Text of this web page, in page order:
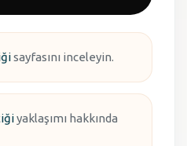
sayfasını inceleyin.
yaklaşımı hakkında